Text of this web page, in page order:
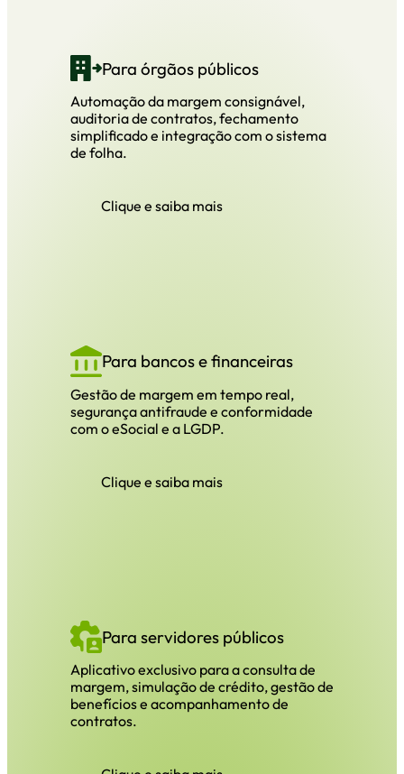
Para órgãos públicos
Automação da margem consignável,
auditoria de contratos, fechamento
simplificado e integração com o sistema
de folha.
Clique e saiba mais
Para bancos e financeiras
Gestão de margem em tempo real,
segurança antifraude e conformidade
com o eSocial e a LGDP.
Clique e saiba mais
Para servidores públicos
Aplicativo exclusivo para a consulta de
margem, simulação de crédito, gestão de
benefícios e acompanhamento de
contratos.